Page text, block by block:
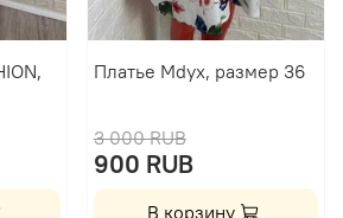
Платье Mdyx, размер 36
3 000 RUB
900 RUB
В корзину